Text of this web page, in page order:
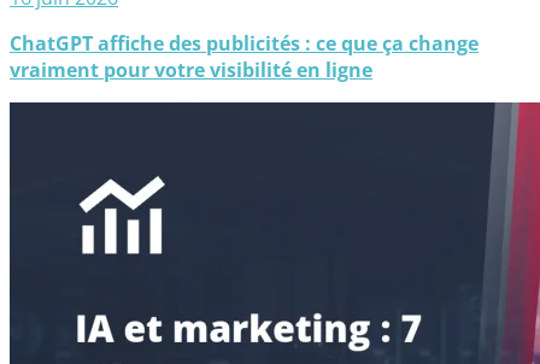
ChatGPT affiche des publicités : ce que ça change
vraiment pour votre visibilité en ligne